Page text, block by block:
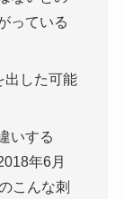
っている
出した可能
いする
年6月
こんな刺